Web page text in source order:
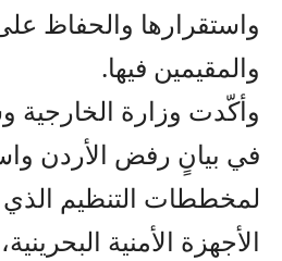
واستقرارها والحفاظ
والمقيمين فيها.
وأكّدت وزارة الخارجية
في بيانٍ رفض الأردن
لمخططات التنظيم
الأجهزة الأمنية